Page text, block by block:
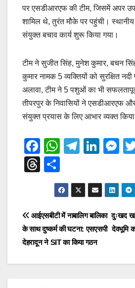
पर एसडीआरएफ की टीम, जिसमें अपर उप
शामिल थे, तुरंत मौके पर पहुंची।
संयुक्त बचाव कार्य शुरू किया गया।
टीम ने सुजीत सिंह, मुनेश कुमार, बचन
कुमार नामक 5 व्यक्तियों को सुरक्षित
अलावा, टीम ने 5 पशुओं का भी
तीपरपुर के निवासियों ने एसडीआरएफ
संयुक्त प्रयास के लिए आभार व्यक्त
F
a
c
b
o
o
W
s
A
p
p
T
gr
a
m
Li
e
dI
n
M
e
n
g
T
hr
a
d
s
h
ar
e
Post
navigation
दुःखद
देवभूमि
आईएसबीटी में नाबालिग बालिका
के साथ दुष्कर्म की घटना: एसएसपी
देहरादून ने SIT का किया गठन